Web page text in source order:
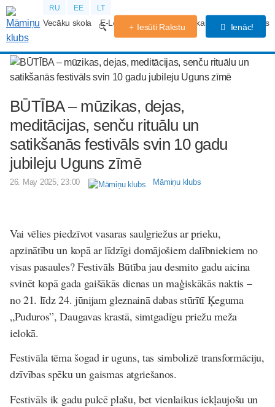
RU EE LT
Vecāku skola E-Lekcijas Grūtniecības kalendārs Forums
Iesūti Rakstu Ienāc!
BŪTĪBA – mūzikas, dejas,
meditācijas, senču rituālu un
satikšanās festivāls svin 10 gadu
jubileju Uguns zīmē
26. May 2025, 23:00 Māmiņu klubs
Vai vēlies piedzīvot vasaras saulgriežus ar prieku,
apzinātību un kopā ar līdzīgi domājošiem dalībniekiem no
visas pasaules? Festivāls Būtība jau desmito gadu aicina
svinēt kopā gada gaišākās dienas un maģiskākās naktis –
no 21. līdz 24. jūnijam gleznainā dabas stūrītī Ķeguma
„Puduros”, Daugavas krastā, simtgadīgu priežu meža
ielokā.
Festivāla tēma šogad ir uguns, tas simbolizē transformāciju,
dzīvības spēku un gaismas atgriešanos.
Festivāls ik gadu pulcē plašu, bet vienlaikus iekļaujošu un